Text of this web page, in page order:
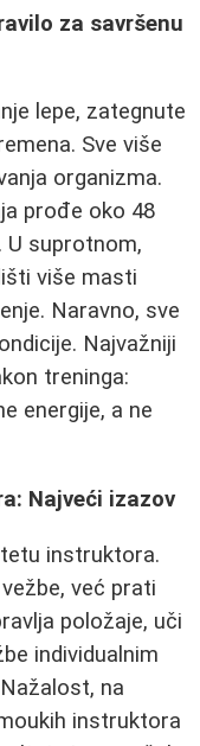
za savršenu
lepe, zategnute
Sve više
organizma.
prođe oko 48
U suprotnom,
više masti
Naravno, sve
Najvažniji
treninga:
energije, a ne
Najveći izazov
instruktora.
već prati
položaje, uči
individualnim
na
instruktora